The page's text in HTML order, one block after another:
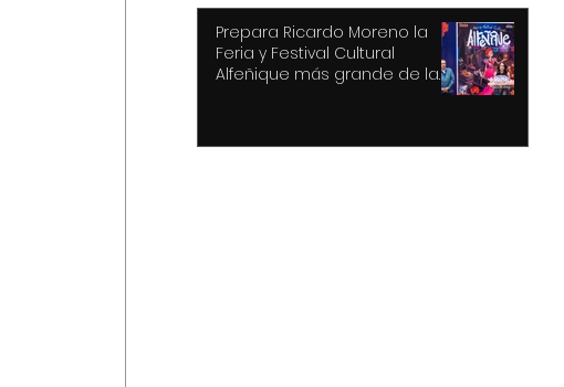
Prepara Ricardo Moreno la
Feria y Festival Cultural
Alfeñique más grande de la